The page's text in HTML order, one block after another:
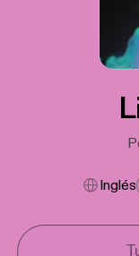
Inglés